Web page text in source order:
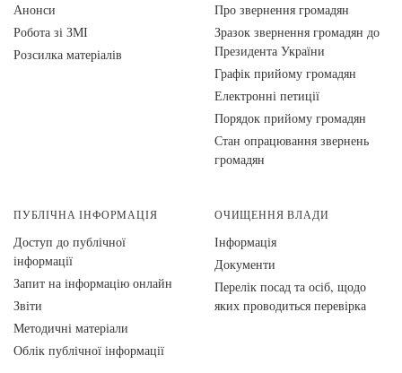
Анонси
Робота зі ЗМІ
Розсилка матеріалів
Про звернення громадян
Зразок звернення громадян до
Президента України
Графік прийому громадян
Електронні петиції
Порядок прийому громадян
Стан опрацювання звернень
громадян
ПУБЛІЧНА ІНФОРМАЦІЯ
Доступ до публічної
інформації
Запит на інформацію онлайн
Звіти
Методичні матеріали
Облік публічної інформації
ОЧИЩЕННЯ ВЛАДИ
Інформація
Документи
Перелік посад та осіб, щодо
яких проводиться перевірка